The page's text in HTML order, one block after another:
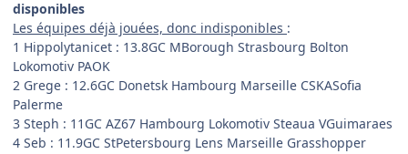
disponibles
Les équipes déjà jouées, donc indisponibles :
1 Hippolytanicet : 13.8GC MBorough Strasbourg Bolton
Lokomotiv PAOK
2 Grege : 12.6GC Donetsk Hambourg Marseille CSKASofia
Palerme
3 Steph : 11GC AZ67 Hambourg Lokomotiv Steaua VGuimaraes
4 Seb : 11.9GC StPetersbourg Lens Marseille Grasshopper